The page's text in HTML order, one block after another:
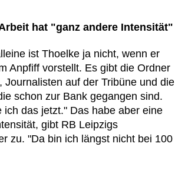
hat "ganz andere Intensität"
ist Thoelke ja nicht, wenn er
Anpfiff vorstellt. Es gibt die Ordner
Journalisten auf der Tribüne und die
schon zur Bank gegangen sind.
ich das jetzt." Das habe aber eine
gibt RB Leipzigs
zu. "Da bin ich längst nicht bei 100